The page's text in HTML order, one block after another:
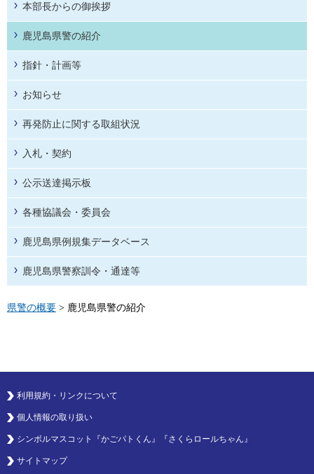
本部長からの御挨拶
鹿児島県警の紹介
指針・計画等
お知らせ
再発防止に関する取組状況
入札・契約
公示送達掲示板
各種協議会・委員会
鹿児島県例規集データベース
鹿児島県警察訓令・通達等
県警の概要 > 鹿児島県警の紹介
利用規約・リンクについて
個人情報の取り扱い
シンボルマスコット『かごパトくん』『さくらロールちゃん』
サイトマップ